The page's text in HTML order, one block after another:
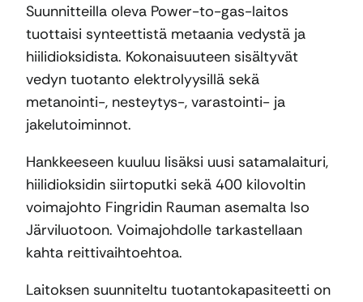
Suunnitteilla oleva Power-to-gas-laitos
tuottaisi synteettistä metaania vedystä ja
hiilidioksidista. Kokonaisuuteen sisältyvät
vedyn tuotanto elektrolyysillä sekä
metanointi-, nesteytys-, varastointi- ja
jakelutoiminnot.
Hankkeeseen kuuluu lisäksi uusi satamalaituri,
hiilidioksidin siirtoputki sekä 400 kilovoltin
voimajohto Fingridin Rauman asemalta Iso
Järviluotoon. Voimajohdolle tarkastellaan
kahta reittivaihtoehtoa.
Laitoksen suunniteltu tuotantokapasiteetti on